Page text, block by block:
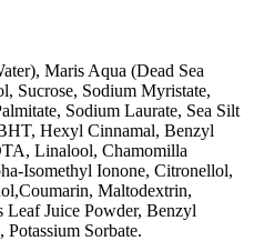
Maris Aqua (Dead Sea
Sucrose, Sodium Myristate,
Sodium Laurate, Sea Silt
Hexyl Cinnamal, Benzyl
Linalool, Chamomilla
Isomethyl Ionone, Citronellol,
Maltodextrin,
Leaf Juice Powder, Benzyl
Sorbate.